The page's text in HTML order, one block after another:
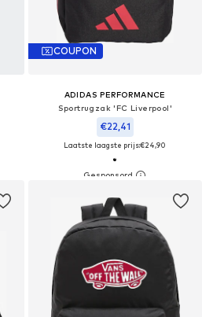
COUPON
ADIDAS PERFORMANCE
Sportrugzak 'FC Liverpool'
€22,41
Laatste laagste prijs:€24,90